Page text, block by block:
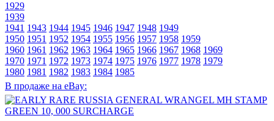
1929
1939
1941 1943 1944 1945 1946 1947 1948 1949
1950 1951 1952 1954 1955 1956 1957 1958 1959
1960 1961 1962 1963 1964 1965 1966 1967 1968 1969
1970 1971 1972 1973 1974 1975 1976 1977 1978 1979
1980 1981 1982 1983 1984 1985
В продаже на eBay: